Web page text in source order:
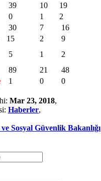
39 10 19
0 1 2
30 7 16
15 2 9
5 1 2
89 21 48
1 0 0
Mar 23, 2018,
Haberler,
ve Sosyal Güvenlik Bakanlığı